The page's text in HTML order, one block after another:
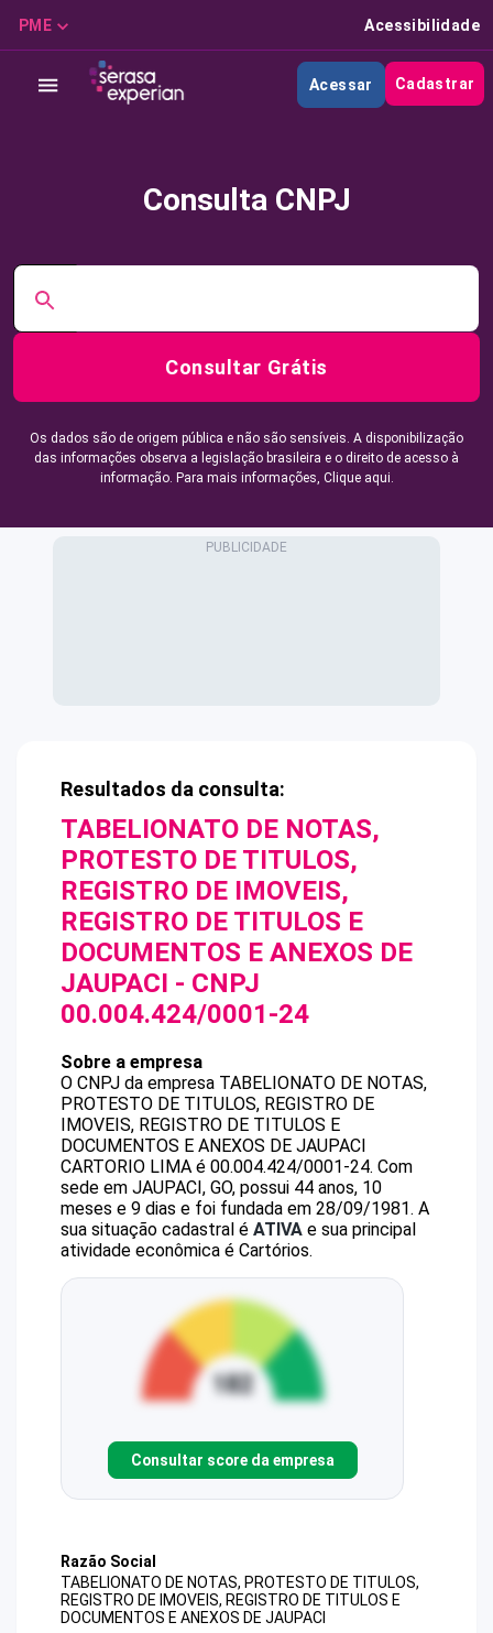
PME Acessibilidade
Acessar Cadastrar
Consulta CNPJ
Consultar Grátis
Os dados são de origem pública e não são sensíveis. A disponibilização
das informações observa a legislação brasileira e o direito de acesso à
informação. Para mais informações, Clique aqui.
Resultados da consulta:
TABELIONATO DE NOTAS,
PROTESTO DE TITULOS,
REGISTRO DE IMOVEIS,
REGISTRO DE TITULOS E
DOCUMENTOS E ANEXOS DE
JAUPACI - CNPJ
00.004.424/0001-24
Sobre a empresa
O CNPJ da empresa TABELIONATO DE NOTAS,
PROTESTO DE TITULOS, REGISTRO DE
IMOVEIS, REGISTRO DE TITULOS E
DOCUMENTOS E ANEXOS DE JAUPACI
CARTORIO LIMA é 00.004.424/0001-24. Com
sede em JAUPACI, GO, possui 44 anos, 10
meses e 9 dias e foi fundada em 28/09/1981. A
sua situação cadastral é ATIVA e sua principal
atividade econômica é Cartórios.
Consultar score da empresa
Razão Social
TABELIONATO DE NOTAS, PROTESTO DE TITULOS,
REGISTRO DE IMOVEIS, REGISTRO DE TITULOS E
DOCUMENTOS E ANEXOS DE JAUPACI